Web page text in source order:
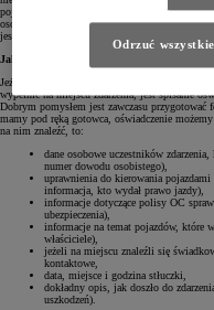
pojawić się na miejscu zdarzenia w sytuacji,
osobowych, nie posiada prawa jazdy,
jest objęty ważną polisą OC.
Jak spisać oświadczenie o winie?
Jeżeli zdarzenie było niegroźne i nie ma
wypełnić na miejscu zdarzenia, jest spisanie
Dobrym pomysłem jest zawczasu
mamy pod ręką gotowca, oświadczenie
na nim znaleźć, to:
dane osobowe uczestników
numer dowodu osobistego),
uprawnienia do kierowania pojazdami
informacja, kto wydał prawo jazdy),
informacje dotyczące polisy OC
ubezpieczenia),
informacje na temat pojazdów, które
właściciele),
jeżeli na miejscu znaleźli się
kontaktowe,
data, miejsce i godzina stłuczki,
dokładny opis, jak doszło do
uszkodzeń).
Odrzuć wszystkie